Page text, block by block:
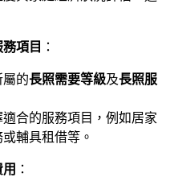
項目 ：
的長照需要等級及長照服
合的服務項目，例如居家
輔具租借等。
：